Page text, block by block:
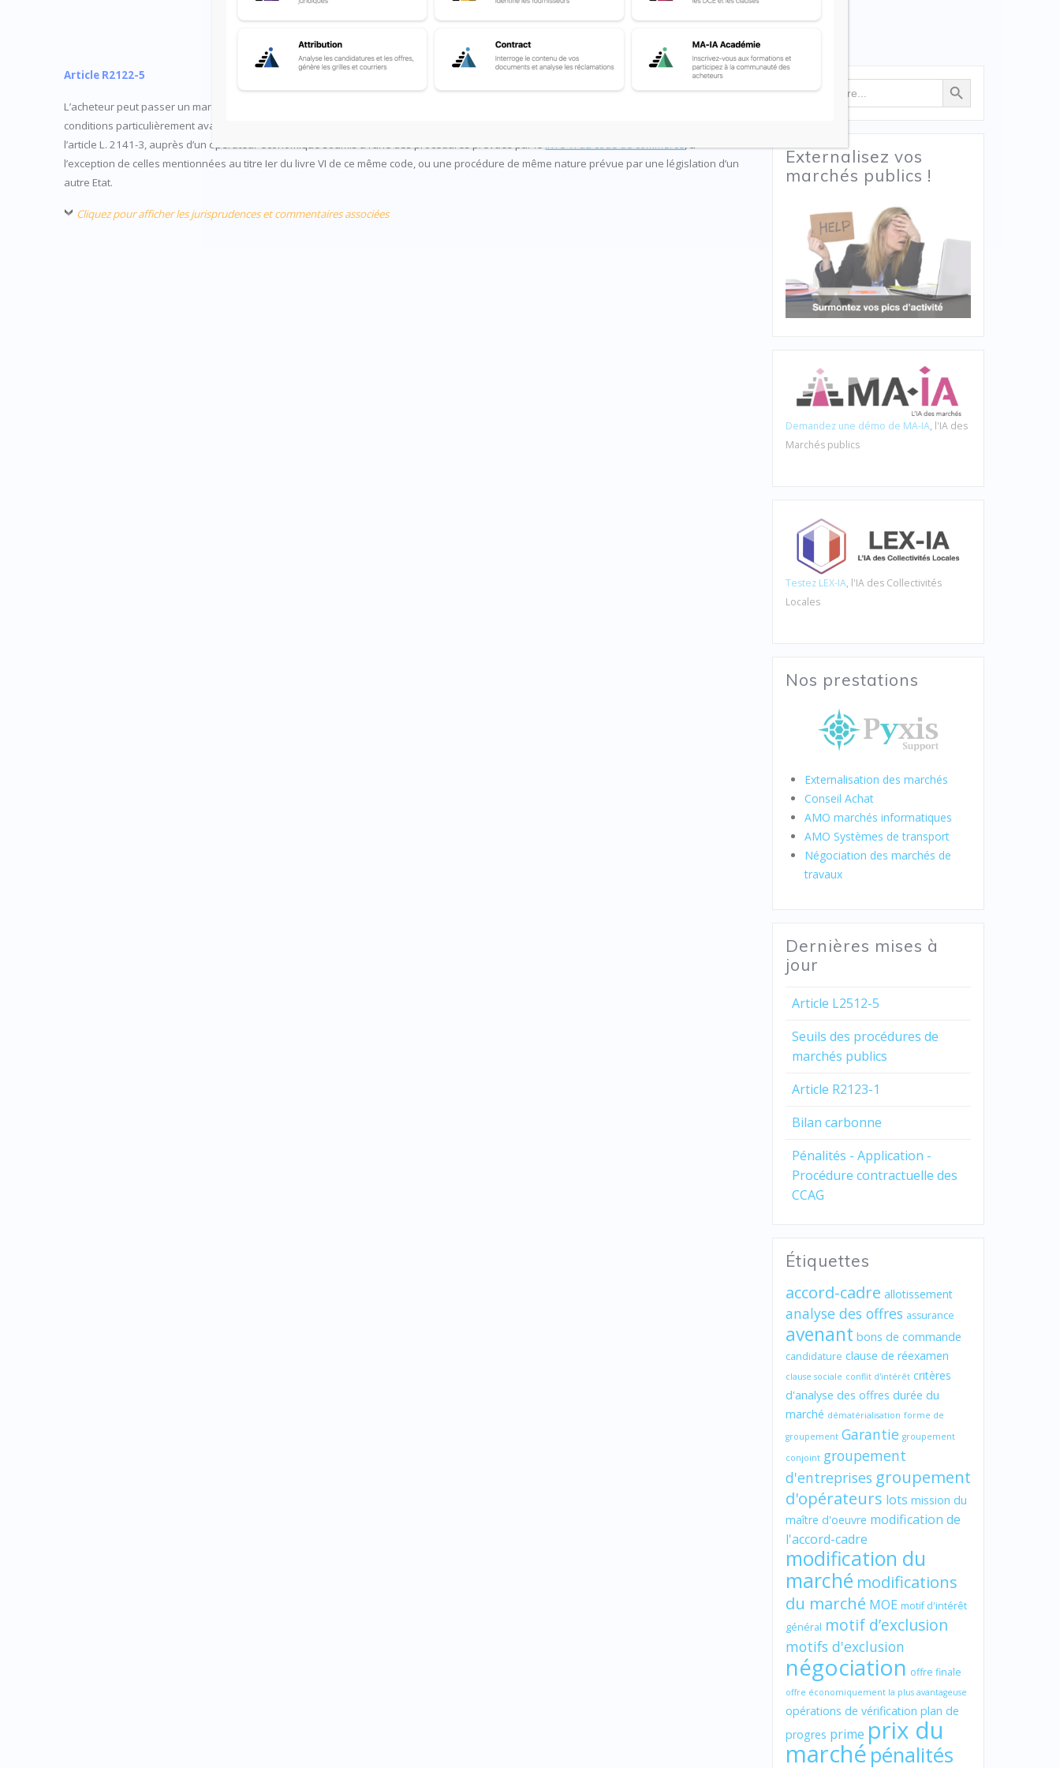
Article R2122-5
L’acheteur peut passer un marché sans publicité ni mise en concurrence préalables pour l’achat de fournitures ou de services dans des
conditions particulièrement avantageuses soit auprès d’un opérateur économique en cessation définitive d’activité soit, sous réserve de
l’article L. 2141-3, auprès d’un opérateur économique soumis à l’une des procédures prévues par lelivre VI du code de commerce, à
l’exception de celles mentionnées au titre Ier du livre VI de ce même code, ou une procédure de même nature prévue par une législation d’un
autre Etat.
Cliquez pour afficher les jurisprudences et commentaires associées
for:
Search Button
Externalisez vos
marchés publics !
Demandez une démo de MA-IA, l'IA des
Marchés publics
Testez LEX-IA, l'IA des Collectivités
Locales
Nos prestations
Externalisation des marchés
Conseil Achat
AMO marchés informatiques
AMO Systèmes de transport
Négociation des marchés de
travaux
Dernières mises à
jour
Article L2512-5
Seuils des procédures de
marchés publics
Article R2123-1
Bilan carbonne
Pénalités - Application -
Procédure contractuelle des
CCAG
Étiquettes
accord-cadre allotissement
analyse des offres assurance
avenant bons de commande
candidature clause de réexamen
clause sociale conflit d'intérêt critères
d'analyse des offres durée du
marché dématérialisation forme de
groupement Garantie groupement
conjoint groupement
d'entreprises groupement
d'opérateurs lots mission du
maître d'oeuvre modification de
l'accord-cadre
modification du
marché modifications
du marché MOE motif d'intérêt
général motif d’exclusion
motifs d'exclusion
négociation offre finale
offre économiquement la plus avantageuse
opérations de vérification plan de
progres prime prix du
marché pénalités